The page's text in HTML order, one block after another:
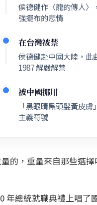
侯德健作〈龍的傳人〉
強擺布的悲情
在台灣被禁
侯德健赴中國大陸，此
1987 解嚴解禁
被中國挪用
「黑眼睛黑頭髮黃皮
主義符號
的，重量來自那些選
年總統就職典禮上唱了